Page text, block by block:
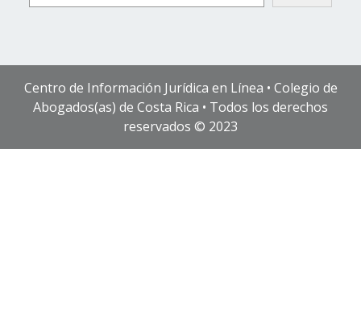
Centro de Información Jurídica en Línea • Colegio de
Abogados(as) de Costa Rica • Todos los derechos
reservados © 2023